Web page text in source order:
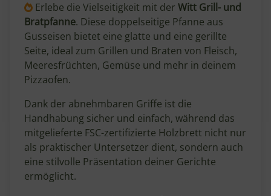
Erlebe die Vielseitigkeit mit der Witt Grill- und
Bratpfanne. Diese doppelseitige Pfanne aus
Gusseisen bietet eine glatte und eine gerillte
Seite, ideal zum Grillen und Braten von Fleisch,
Meeresfrüchten, Gemüse und mehr in deinem
Pizzaofen.
Dank der abnehmbaren Griffe ist die
Handhabung sicher und einfach, während das
mitgelieferte FSC-zertifizierte Holzbrett nicht nur
als praktischer Untersetzer dient, sondern auch
eine stilvolle Präsentation deiner Gerichte
ermöglicht.